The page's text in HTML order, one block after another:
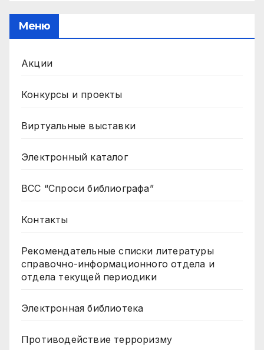
Меню
Акции
Конкурсы и проекты
Виртуальные выставки
Электронный каталог
ВСС “Спроси библиографа”
Контакты
Рекомендательные списки литературы
справочно-информационного отдела и
отдела текущей периодики
Электронная библиотека
Противодействие терроризму